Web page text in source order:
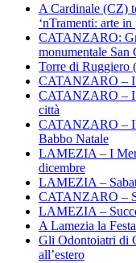
A Cardinale (CZ)
‘nTramenti: arte in
CATANZARO:
monumentale San
Torre di Ruggiero
CATANZARO – I
CATANZARO – I
città
CATANZARO – Il
Babbo Natale
LAMEZIA – I
dicembre
LAMEZIA –
CATANZARO –
LAMEZIA –
A Lamezia la
Gli Odontoiatri di
all’estero